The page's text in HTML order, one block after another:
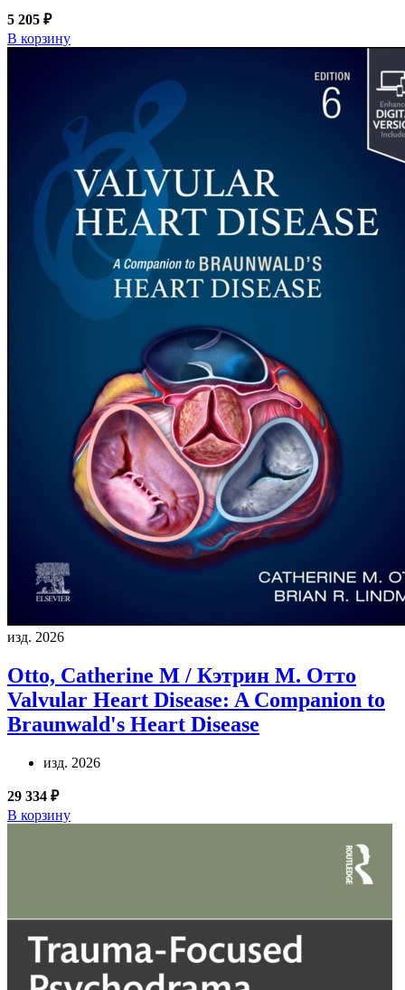
5 205 ₽
В корзину
изд. 2026
Otto, Catherine M / Кэтрин М. Отто
Valvular Heart Disease: A Companion to
Braunwald's Heart Disease
изд. 2026
29 334 ₽
В корзину